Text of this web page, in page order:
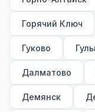
Горячий Ключ
Гуково
Далматово
Демянск